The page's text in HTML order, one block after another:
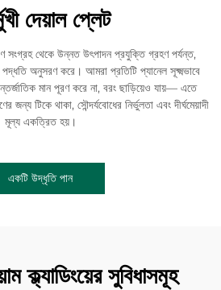
দেয়াল প্লেট
সংগ্রহ থেকে উন্নত উৎপাদন প্রযুক্তি গ্রহণ পর্যন্ত,
পদ্ধতি অনুসরণ করে। আমরা প্রতিটি প্যানেল সূক্ষ্মভাবে
মান পূরণ করে না, বরং ছাড়িয়েও যায়— এতে
টিকে থাকা, সৌন্দর্যবোধের নির্ভুলতা এবং দীর্ঘমেয়াদী
মূল্য একত্রিত হয়।
একটি উদ্ধৃতি পান
ক্ল্যাডিংয়ের সুবিধাসমূহ